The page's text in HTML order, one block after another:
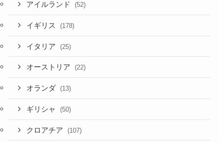
アイルランド (52)
イギリス (178)
イタリア (25)
オーストリア (22)
オランダ (13)
ギリシャ (50)
クロアチア (107)